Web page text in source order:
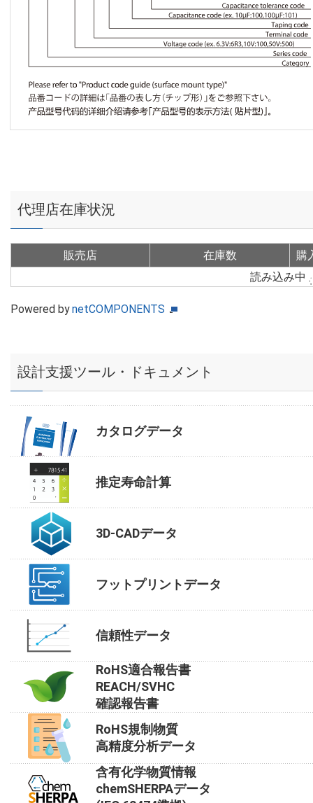
代理店在庫状況
販売店 在庫数
購
読み込み中
Powered bynetCOMPONENTS
設計支援ツール・ドキュメント
カタログデータ
推定寿命計算
3D-CADデータ
フットプリントデータ
信頼性データ
RoHS適合報告書
REACH/SVHC
確認報告書
RoHS規制物質
高精度分析データ
含有化学物質情報
chemSHERPAデータ